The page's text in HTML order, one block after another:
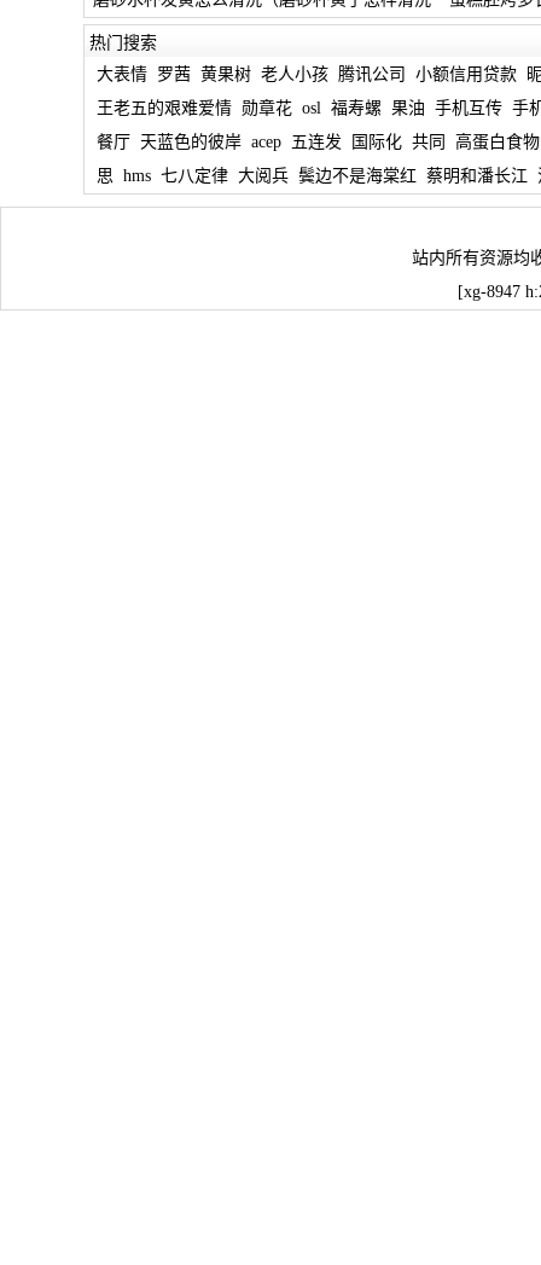
热门搜索
大表情
罗茜 黄果树 老人小孩 腾讯公司 小额信用贷款
王老五的艰难爱情
勋章花 osl 福寿螺 果油 手机互传 手
餐厅
天蓝色的彼岸 acep 五连发 国际化 共同
高蛋白食物
思 hms 七八定律 大阅兵 鬓边不是海棠红 蔡明和潘长江
站内所有资源均
[xg-8947